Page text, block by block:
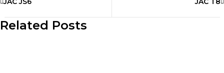
Related Posts